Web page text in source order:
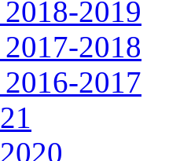
2019
2018
2017